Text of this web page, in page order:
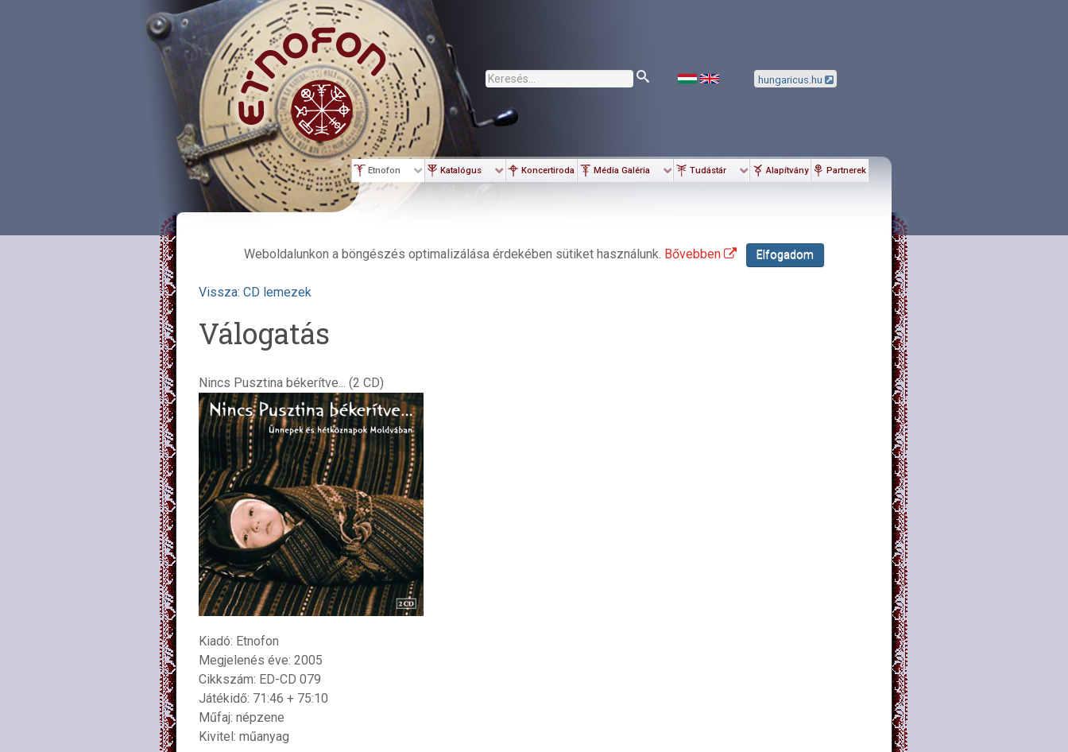
Keresés... hungaricus.hu
Etnofon Katalógus Koncertiroda Média Galéria Tudástár Alapítvány Partnerek
Weboldalunkon a böngészés optimalizálása érdekében sütiket használunk. Bővebben Elfogadom
Vissza: CD lemezek
Válogatás
Nincs Pusztina békerítve... (2 CD)
Kiadó: Etnofon
Megjelenés éve: 2005
Cikkszám: ED-CD 079
Játékidő: 71:46 + 75:10
Műfaj: népzene
Kivitel: műanyag